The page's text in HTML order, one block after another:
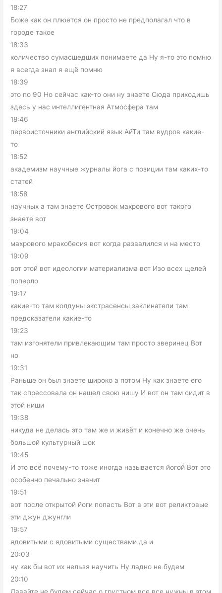
18:27
Боже как он плюется он просто не предполагал что в
городе такое
18:33
количество сумасшедших понимаете да Ну я-то это помню
я всегда знал я ещё помню
18:39
это по 90 Но сейчас как-то они ну знаете Сюда приходишь
здесь у нас интеллигентная Атмосфера там
18:46
первоисточники английский язык АйТи там вудров какие-
то
18:52
академизм научные журналы йога с позиции там каких-то
статей
18:58
научных а там знаете Островок махрового вот такого
знаете вот
19:04
махрового мракобесия вот когда развалился и на место
19:09
вот этой вот идеологии материализма вот Изо всех щелей
поперло
19:17
какие-то там колдуны экстрасенсы заклинатели там
предсказатели какие-то
19:23
там изгонятели привлекающим там просто зверинец Вот
но
19:31
Раньше он был знаете широко а потом Ну как знаете его
так спрессовала он нашел свою нишу И вот он там сидит в
этой ниши
19:38
никуда не делась это там же и живёт и конечно же очень
большой культурный шок
19:45
И это всё почему-то тоже иногда называется йогой Вот это
особенно печально значит
19:51
вот после открытой йоги попасть Вот в эти вот реликтовые
эти джун джунгли
19:57
ядовитыми с ядовитыми существами да и
20:03
ну как бы вот их нельзя научить Ну ладно не будем
20:10